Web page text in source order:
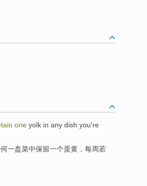
one yolk in any dish you're
一盘菜中保留一个蛋黄 ， 每周若